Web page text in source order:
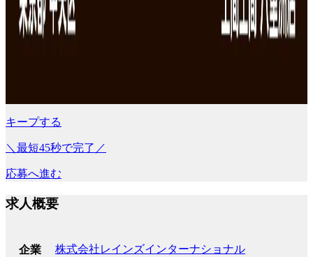
キープする
＼最短45秒で完了／
応募へ進む
求人概要
企業 株式会社レインズインターナショナル